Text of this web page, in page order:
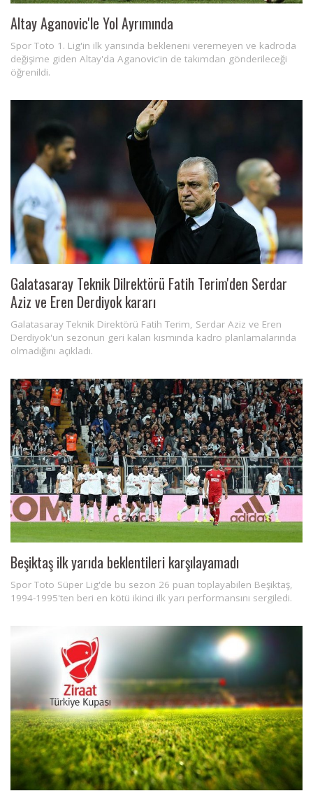
Altay Aganovic'le Yol Ayrımında
Spor Toto 1. Lig'in ilk yarısında bekleneni veremeyen ve kadroda
değişime giden Altay'da Aganovic'in de takımdan gönderileceği
öğrenildi.
Galatasaray Teknik Dilrektörü Fatih Terim'den Serdar
Aziz ve Eren Derdiyok kararı
Galatasaray Teknik Direktörü Fatih Terim, Serdar Aziz ve Eren
Derdiyok'un sezonun geri kalan kısmında kadro planlamalarında
olmadığını açıkladı.
Beşiktaş ilk yarıda beklentileri karşılayamadı
Spor Toto Süper Lig'de bu sezon 26 puan toplayabilen Beşiktaş,
1994-1995'ten beri en kötü ikinci ilk yarı performansını sergiledi.